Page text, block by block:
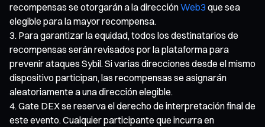
recompensas se otorgarán a la direcciónWeb3 que sea
elegible para la mayor recompensa.
Para garantizar la equidad, todos los destinatarios de
recompensas serán revisados por la plataforma para
prevenir ataques Sybil. Si varias direcciones desde el mismo
dispositivo participan, las recompensas se asignarán
aleatoriamente a una dirección elegible.
Gate DEX se reserva el derecho de interpretación final de
este evento. Cualquier participante que incurra en